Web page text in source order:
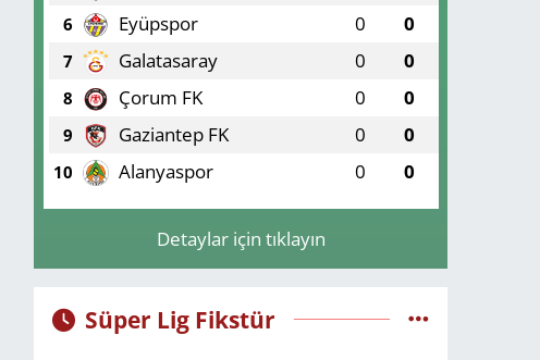
6 Eyüpspor 0 0
7 Galatasaray 0 0
8 Çorum FK 0 0
9 Gaziantep FK 0 0
10 Alanyaspor 0 0
Detaylar için tıklayın
Süper Lig Fikstür